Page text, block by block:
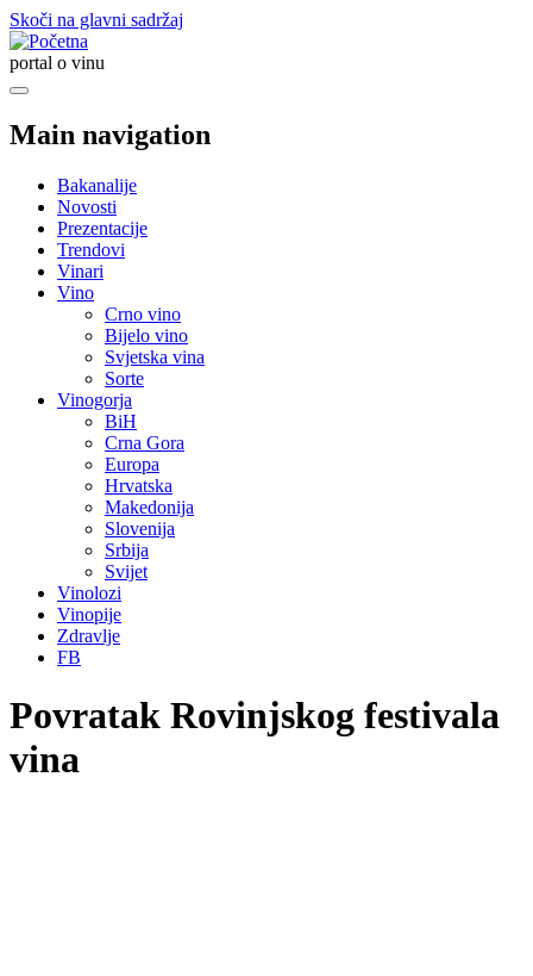
Skoči na glavni sadržaj
portal o vinu
Main navigation
Bakanalije
Novosti
Prezentacije
Trendovi
Vinari
Vino
Crno vino
Bijelo vino
Svjetska vina
Sorte
Vinogorja
BiH
Crna Gora
Europa
Hrvatska
Makedonija
Slovenija
Srbija
Svijet
Vinolozi
Vinopije
Zdravlje
FB
Povratak Rovinjskog festivala
vina